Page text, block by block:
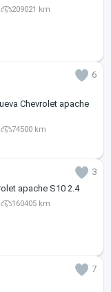
209021 km
6
Chevrolet apache
74500 km
3
apache S10 2.4
160405 km
7